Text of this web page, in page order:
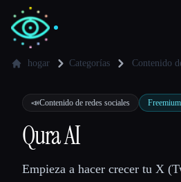
✍️Escritores
💻
hogar Categorías Contenido
📣Contenido de redes sociales Freemium
Qura AI
Empieza a hacer crecer tu X